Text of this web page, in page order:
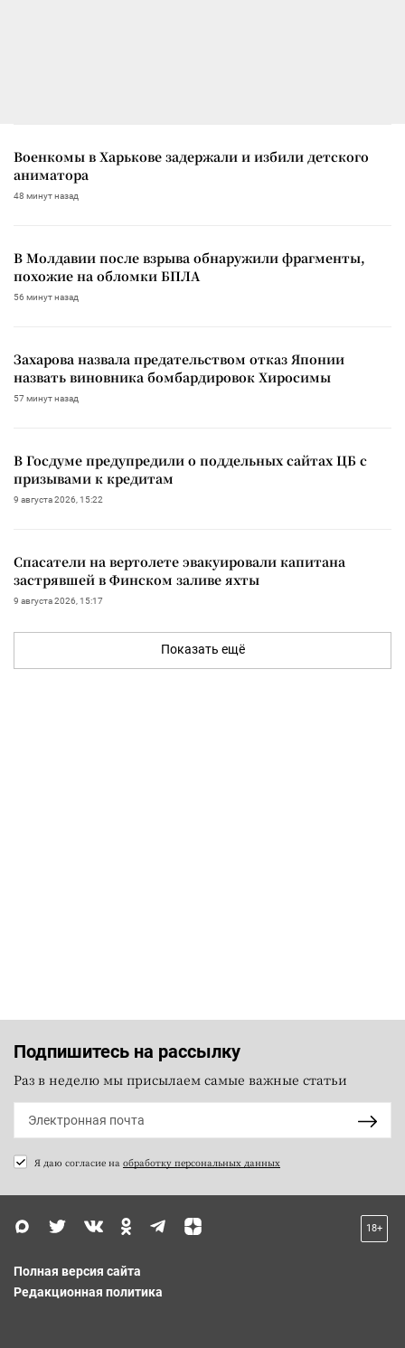
Военкомы в Харькове задержали и избили детского
аниматора
48 минут назад
В Молдавии после взрыва обнаружили фрагменты,
похожие на обломки БПЛА
56 минут назад
Захарова назвала предательством отказ Японии
назвать виновника бомбардировок Хиросимы
57 минут назад
В Госдуме предупредили о поддельных сайтах ЦБ с
призывами к кредитам
9 августа 2026, 15:22
Спасатели на вертолете эвакуировали капитана
застрявшей в Финском заливе яхты
9 августа 2026, 15:17
Показать ещё
Подпишитесь на рассылку
Раз в неделю мы присылаем самые важные статьи
Я даю согласие на обработку персональных данных
18+
Полная версия сайта
Редакционная политика